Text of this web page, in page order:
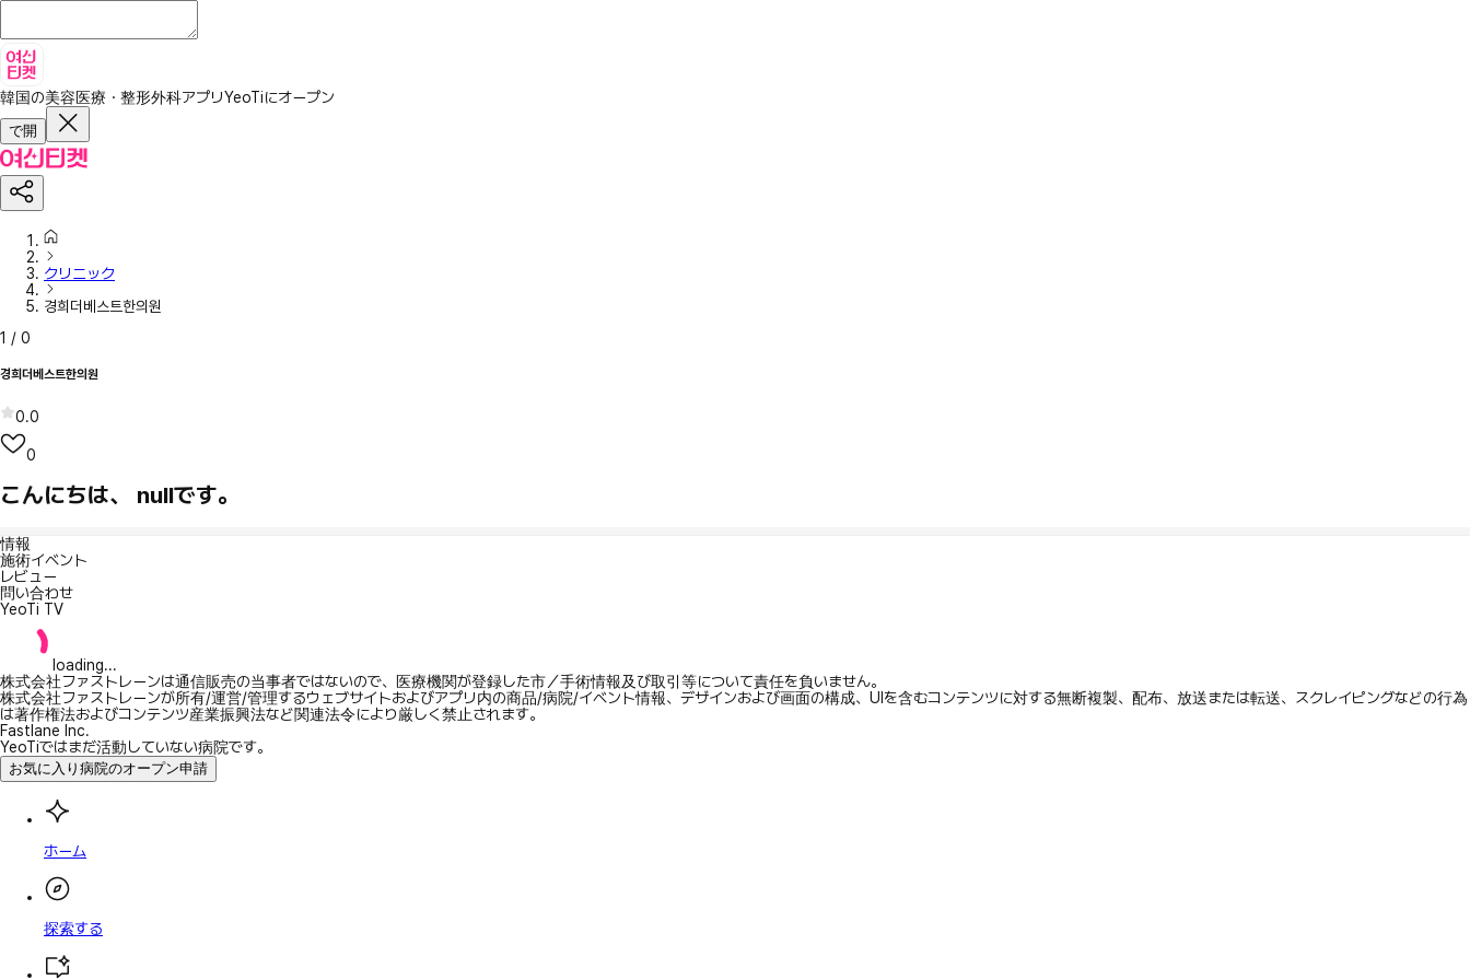
韓国の美容医療・整形外科アプリYeoTiにオープン
で開
クリニック
경희더베스트한의원
1 / 0
경희더베스트한의원
0.0
0
こんにちは、 nullです。
情報
施術イベント
レビュー
問い合わせ
YeoTi TV
loading...
株式会社ファストレーンは通信販売の当事者ではないので、医療機関が登録した市／手術情報及び取引等について責任を負いません。
株式会社ファストレーンが所有/運営/管理するウェブサイトおよびアプリ内の商品/病院/イベント情報、デザインおよび画面の構成、UIを含むコンテンツに対する無断複製、配布、放送または転送、スクレイピングなどの行為
は著作権法およびコンテンツ産業振興法など関連法令により厳しく禁止されます。
Fastlane Inc.
YeoTiではまだ活動していない病院です。
お気に入り病院のオープン申請
ホーム
探索する